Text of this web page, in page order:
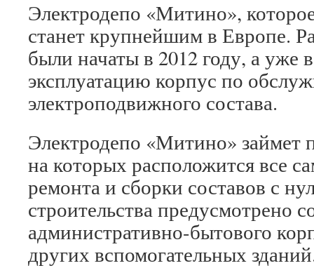
Электродепо «Митино»,
станет крупнейшим в Европе.
были начаты в 2012 году, а уже
эксплуатацию корпус по
электроподвижного состава.
Электродепо «Митино» займет
на которых расположится все
ремонта и сборки составов с
строительства предусмотрено
административно-бытового
других вспомогательных